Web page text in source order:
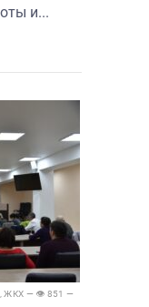
и...
,ЖКХ — 👁 851 —